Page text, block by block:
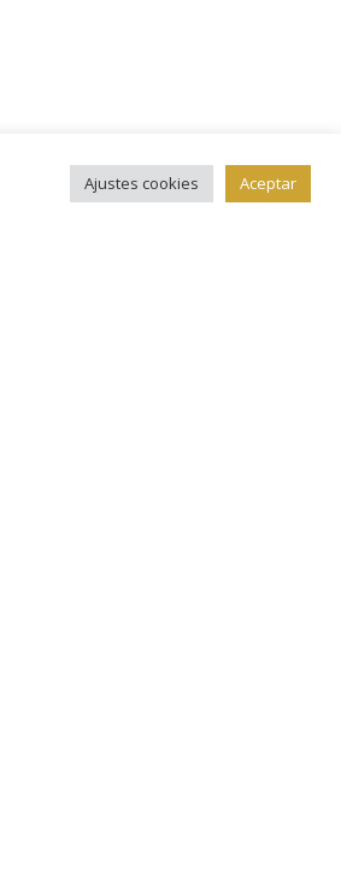
Ajustes cookies Aceptar